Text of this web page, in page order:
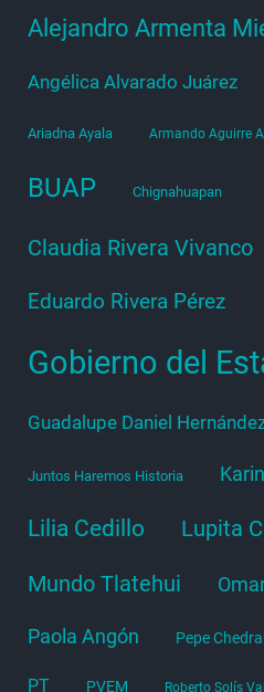
Alejandro Armenta
Angélica Alvarado Juárez
Ariadna Ayala Armando Aguirre
BUAP Chignahuapan
Claudia Rivera Vivanco
Eduardo Rivera Pérez
Gobierno del
Guadalupe Daniel
Juntos Haremos Historia
Lilia Cedillo Lupita
Mundo Tlatehui
Paola Angón Pepe
PT PVEM Roberto Solís